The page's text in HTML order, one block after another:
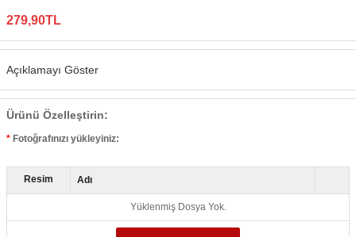
279,90TL
Açıklamayı Göster
Ürünü Özelleştirin:
Fotoğrafınızı yükleyiniz:
Resim Adı
Yüklenmiş Dosya Yok.